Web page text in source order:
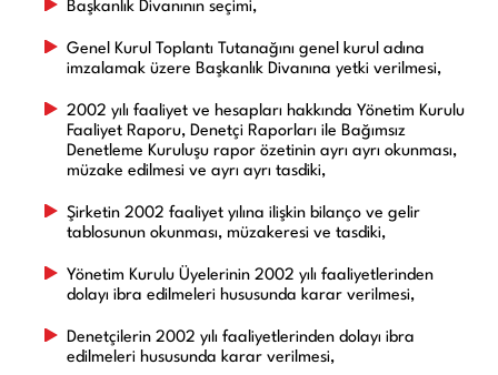
Başkanlık Divanının seçimi,
Genel Kurul Toplantı Tutanağını genel kurul adına
imzalamak üzere Başkanlık Divanına yetki verilmesi,
2002 yılı faaliyet ve hesapları hakkında Yönetim Kurulu
Faaliyet Raporu, Denetçi Raporları ile Bağımsız
Denetleme Kuruluşu rapor özetinin ayrı ayrı okunması,
müzake edilmesi ve ayrı ayrı tasdiki,
Şirketin 2002 faaliyet yılına ilişkin bilanço ve gelir
tablosunun okunması, müzakeresi ve tasdiki,
Yönetim Kurulu Üyelerinin 2002 yılı faaliyetlerinden
dolayı ibra edilmeleri hususunda karar verilmesi,
Denetçilerin 2002 yılı faaliyetlerinden dolayı ibra
edilmeleri hususunda karar verilmesi,